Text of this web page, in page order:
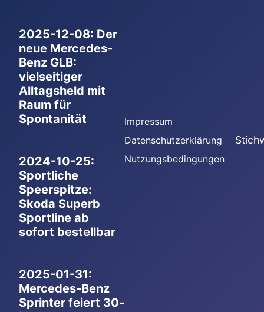
2025-12-08: Der
neue Mercedes-
Benz GLB:
vielseitiger
Alltagsheld mit
Raum für
Spontanität
2024-10-25:
Sportliche
Speerspitze:
Skoda Superb
Sportline ab
sofort bestellbar
2025-01-31:
Mercedes-Benz
Sprinter feiert 30-
Impressum
Datenschutzerklärung
Nutzungsbedingungen